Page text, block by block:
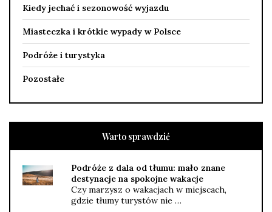
Kiedy jechać i sezonowość wyjazdu
Miasteczka i krótkie wypady w Polsce
Podróże i turystyka
Pozostałe
Warto sprawdzić
Podróże z dala od tłumu: mało znane
destynacje na spokojne wakacje
Czy marzysz o wakacjach w miejscach,
gdzie tłumy turystów nie …